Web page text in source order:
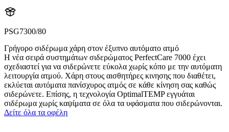
PSG7300/80
Γρήγορο σιδέρωμα χάρη στον έξυπνο αυτόματο ατμό
Η νέα σειρά συστημάτων σιδερώματος PerfectCare 7000 έχει
σχεδιαστεί για να σιδερώνετε εύκολα χωρίς κόπο με την αυτόματη
λειτουργία ατμού. Χάρη στους αισθητήρες κινησης που διαθέτει,
εκλύεται αυτόματα πανίσχυρος ατμός σε κάθε κίνηση σας καθώς
σιδερώνετε. Επίσης, η τεχνολογία OptimalTEMP εγγυάται
σιδέρωμα χωρίς καψίματα σε όλα τα υφάσματα που σιδερώνονται.
Δείτε όλα τα οφέλη